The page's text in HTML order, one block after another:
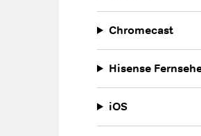
Chromecast
Hisense
iOS